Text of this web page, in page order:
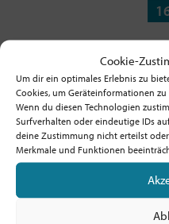
Cookie-
Um dir ein optimales Erlebnis zu
Cookies, um Geräteinformationen
Wenn du diesen Technologien
Surfverhalten oder eindeutige IDs
deine Zustimmung nicht erteilst
Merkmale und Funktionen
Möchtest du
Hol dir den
Jobs und allem